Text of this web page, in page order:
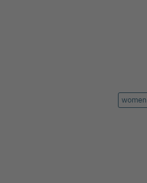
women